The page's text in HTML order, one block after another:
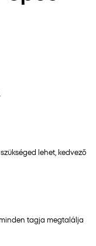
lehet, kedvező
tagja megtalálja